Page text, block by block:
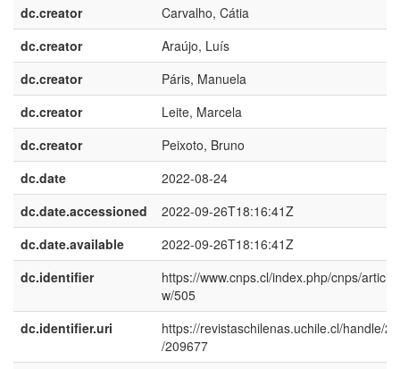
dc.creator
Carvalho, Cátia
dc.creator
Araújo, Luís
dc.creator
Páris, Manuela
dc.creator
Leite, Marcela
dc.creator
Peixoto, Bruno
dc.date
2022-08-24
dc.date.accessioned
2022-09-26T18:16:41Z
dc.date.available
2022-09-26T18:16:41Z
dc.identifier
https://www.cnps.cl/index.php/cnps/
w/505
dc.identifier.uri
https://revistaschilenas.uchile.cl/handle/
/209677